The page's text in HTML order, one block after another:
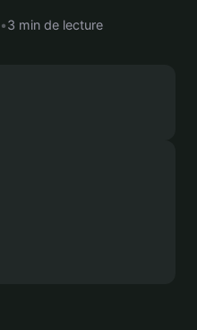
•3 min de lecture